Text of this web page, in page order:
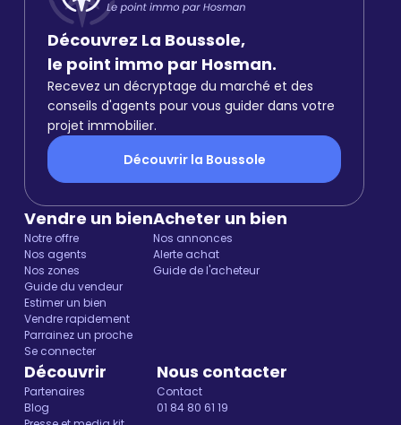
Découvrez La Boussole,
le point immo par Hosman.
Recevez un décryptage du marché et des
conseils d'agents pour vous guider dans votre
projet immobilier.
Découvrir la Boussole
Vendre un bien
Notre offre
Nos agents
Nos zones
Guide du vendeur
Estimer un bien
Vendre rapidement
Parrainez un proche
Se connecter
Acheter un bien
Nos annonces
Alerte achat
Guide de l'acheteur
Découvrir
Partenaires
Blog
Nous contacter
Contact
01 84 80 61 19